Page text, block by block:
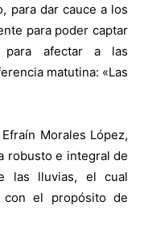
para dar cauce a los
para poder captar
afectar a las
matutina: «Las
Morales López,
robusto e integral de
las lluvias, el cual
con el propósito de